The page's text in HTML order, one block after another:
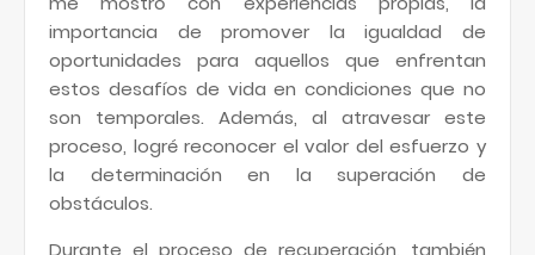
importancia de promover la igualdad de
oportunidades para aquellos que enfrentan
estos desafíos de vida en condiciones que no
son temporales. Además, al atravesar este
proceso, logré reconocer el valor del esfuerzo y
la determinación en la superación de
obstáculos.
Durante el proceso de recuperación, también